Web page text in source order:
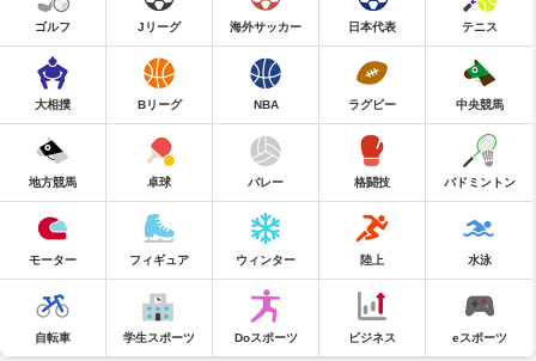
ゴルフ Jリーグ 海外サッカー 日本代表 テニス
大相撲 Bリーグ NBA ラグビー 中央競馬
地方競馬 卓球 バレー 格闘技 バドミントン
モーター フィギュア ウィンター 陸上 水泳
自転車 学生スポーツ Doスポーツ ビジネス eスポーツ